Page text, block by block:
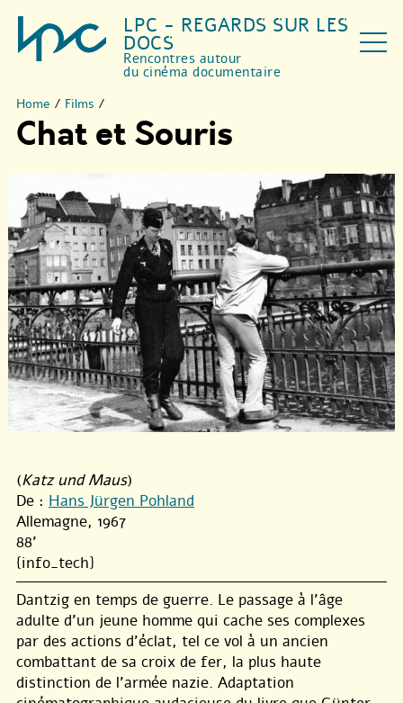
LPC - REGARDS SUR LES
DOCS
Rencontres autour
du cinéma documentaire
Home / Films /
Chat et Souris
(Katz und Maus)
De : Hans Jürgen Pohland
Allemagne, 1967
88'
{info_tech}
Dantzig en temps de guerre. Le passage à l’âge
adulte d’un jeune homme qui cache ses complexes
par des actions d’éclat, tel ce vol à un ancien
combattant de sa croix de fer, la plus haute
distinction de l’armée nazie. Adaptation